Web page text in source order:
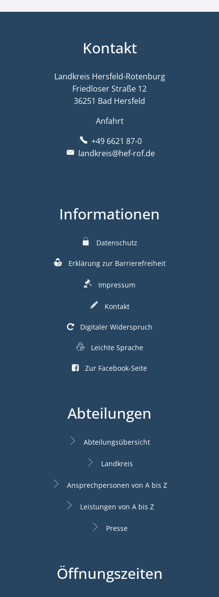
Kontakt
Landkreis Hersfeld-Rotenburg
Friedloser Straße 12
36251 Bad Hersfeld
Anfahrt
+49 6621 87-0
landkreis@hef-rof.de
Informationen
Datenschutz
Erklärung zur Barrierefreiheit
Impressum
Kontakt
Digitaler Widerspruch
Leichte Sprache
Zur Facebook-Seite
Abteilungen
Abteilungsübersicht
Landkreis
Ansprechpersonen von A bis Z
Leistungen von A bis Z
Presse
Öffnungszeiten